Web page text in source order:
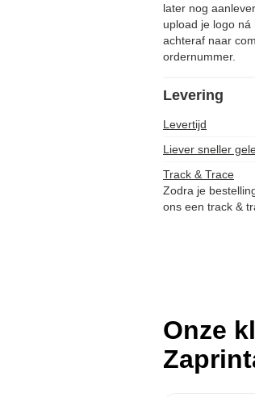
later nog
upload je logo
achteraf naar
ordernummer.
Levering
Levertijd
Liever sneller
Track & Trace
Zodra je
ons een track &
Onze